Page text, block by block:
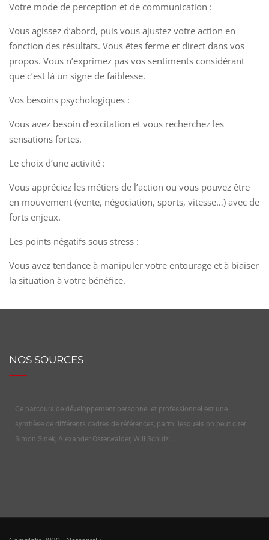
Votre mode de perception et de communication :
Vous agissez d’abord, puis vous ajustez votre action en
fonction des résultats. Vous êtes ferme et direct dans vos
propos. Vous n’exprimez pas vos sentiments considérant
que c’est là un signe de faiblesse.
Vos besoins psychologiques :
Vous avez besoin d’excitation et vous recherchez les
sensations fortes.
Le choix d’une activité :
Vous appréciez les métiers de l’action ou vous pouvez être
en mouvement (vente, négociation, sports, vitesse…) avec de
forts enjeux.
Les points négatifs sous stress :
Vous avez tendance à manipuler votre entourage et à biaiser
la situation à votre bénéfice.
NOS SOURCES
Ce parcours de développement personnel et professionnel est une
synthèse de différents cadres de références, parmi lesquels on peut citer
Simon Sinek, Alexander Osterwalder, Will Schulz…